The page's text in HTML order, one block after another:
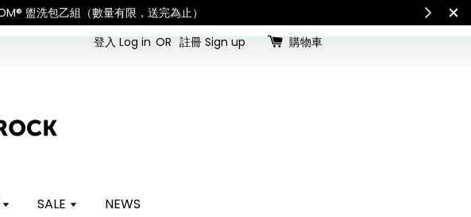
International Shipping: Recipient is responsible for all customs
登入 Log in OR 註冊 Sign up 購物車
SALE NEWS